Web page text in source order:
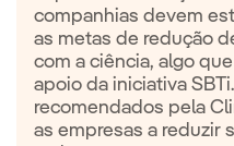
companhias devem
as metas de redução
com a ciência, algo
apoio da iniciativa
recomendados pela
as empresas a reduzir